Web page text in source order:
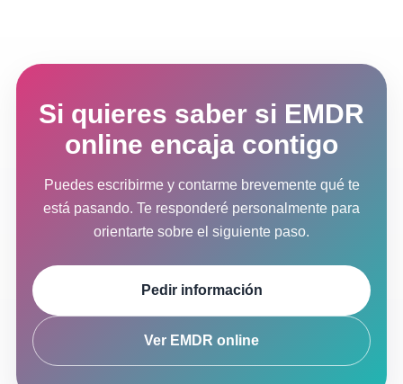
Si quieres saber si EMDR
online encaja contigo
Puedes escribirme y contarme brevemente qué te
está pasando. Te responderé personalmente para
orientarte sobre el siguiente paso.
Pedir información
Ver EMDR online